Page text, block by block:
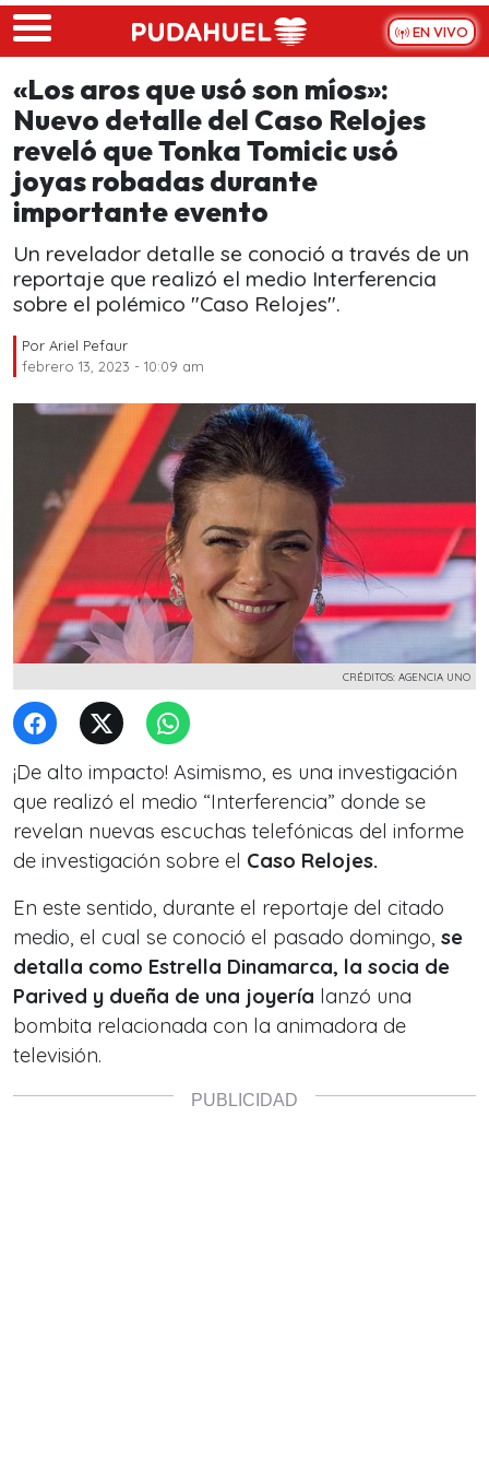
Skip to main content
EN VIVO
«Los aros que usó son míos»:
Nuevo detalle del Caso Relojes
reveló que Tonka Tomicic usó
joyas robadas durante
importante evento
Un revelador detalle se conoció a través de un
reportaje que realizó el medio Interferencia
sobre el polémico "Caso Relojes".
Por Ariel Pefaur
febrero 13, 2023 - 10:09 am
CRÉDITOS: AGENCIA UNO
¡De alto impacto! Asimismo, es una investigación
que realizó el medio “Interferencia” donde se
revelan nuevas escuchas telefónicas del informe
de investigación sobre el Caso Relojes.
En este sentido, durante el reportaje del citado
medio, el cual se conoció el pasado domingo, se
detalla como Estrella Dinamarca, la socia de
Parived y dueña de una joyería lanzó una
bombita relacionada con la animadora de
televisión.